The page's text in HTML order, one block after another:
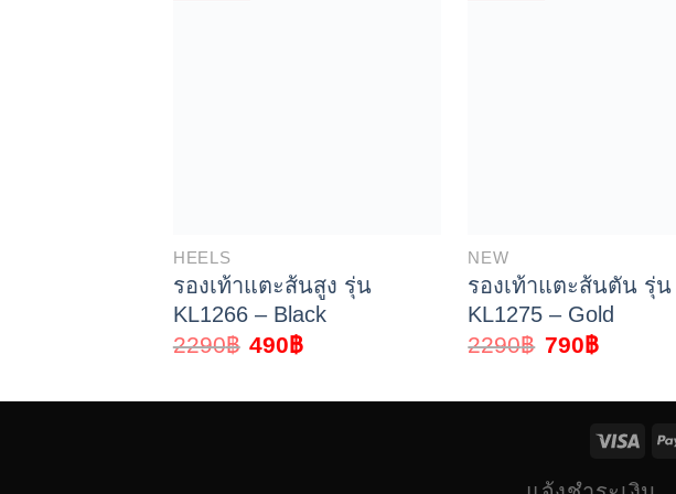
HEELS
รองเท้าแตะส้นสูง รุ่น
KL1266 – Black
2290฿ 490฿
NEW
รองเท้าแตะส้นตัน รุ่น
KL1275 – Gold
2290฿ 790฿